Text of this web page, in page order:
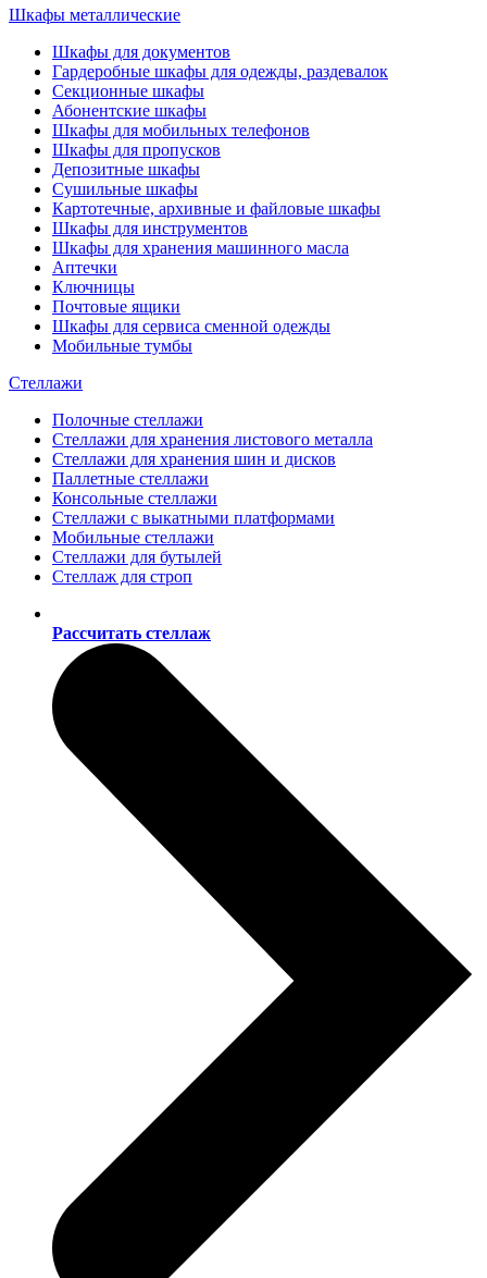
Шкафы металлические
Шкафы для документов
Гардеробные шкафы для одежды, раздевалок
Секционные шкафы
Абонентские шкафы
Шкафы для мобильных телефонов
Шкафы для пропусков
Депозитные шкафы
Сушильные шкафы
Картотечные, архивные и файловые шкафы
Шкафы для инструментов
Шкафы для хранения машинного масла
Аптечки
Ключницы
Почтовые ящики
Шкафы для сервиса сменной одежды
Мобильные тумбы
Стеллажи
Полочные стеллажи
Стеллажи для хранения листового металла
Стеллажи для хранения шин и дисков
Паллетные стеллажи
Консольные стеллажи
Стеллажи с выкатными платформами
Мобильные стеллажи
Стеллажи для бутылей
Стеллаж для строп
Рассчитать стеллаж